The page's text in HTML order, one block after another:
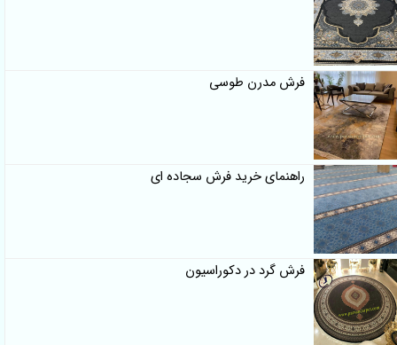
فرش مدرن طوسی
راهنمای خرید فرش سجاده ای
فرش گرد در دکوراسیون